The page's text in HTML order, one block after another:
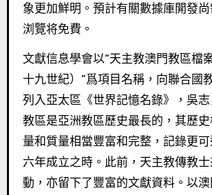
象更加鮮明。預計有關數據庫開發尚
浏覽将免費。
文獻信息學會以“天主教澳門教區檔
十九世紀）”爲項目名稱，向聯合國
列入亞太區《世界記憶名錄》，吳
教區是亞洲教區歷史最長的，其歷
量和質量相當豐富和完整，記錄更
六年成立之時。此前，天主教傳教
動，亦留下了豐富的文獻資料。以